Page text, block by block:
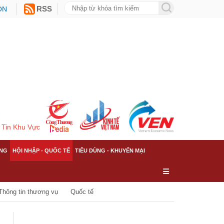
RSS
Tin Khu Vực
HỘI NHẬP - QUỐC TẾ TIÊU DÙNG - KHUYẾN MẠI
tin thương vụ Quốc tế